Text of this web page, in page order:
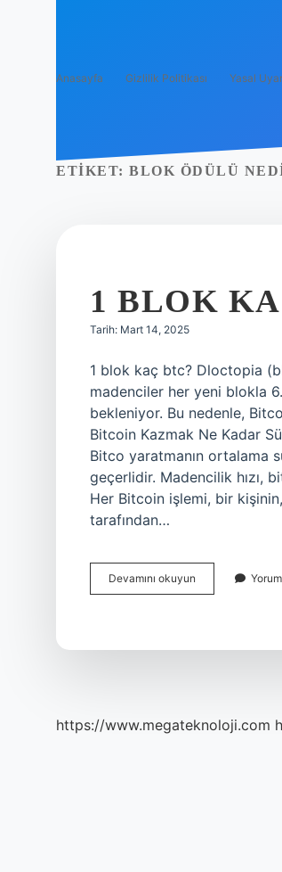
Anasayfa Gizlilik Politikası Yasal
ETIKET: BLOK ÖDÜLÜ
1 BLOK
Tarih: Mart 14, 2025
1 blok kaç btc? Dloctopia
madenciler her yeni blokla
bekleniyor. Bu nedenle,
Bitcoin Kazmak Ne Kadar
Bitco yaratmanın ortalama
geçerlidir. Madencilik hızı,
Her Bitcoin işlemi, bir
tarafından…
Devamını okuyun
Blok
https://www.megateknoloji.com